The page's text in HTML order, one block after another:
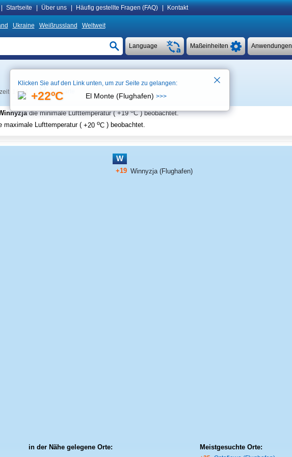
Startseite Über uns Häufig gestellte Fragen (FAQ) Kontakt
Ukraine Weißrussland Weltweit
Anwendungen
Maßeinheiten
Language
14:24 Zur Karte
die minimale Lufttemperatur (+19oC ) beobachtet.
maximale Lufttemperatur (+20 oC ) beobachtet.
W
+19 Winnyzja (Flughafen)
in der Nähe gelegene Orte: Meistgesuchte Orte:
Klicken Sie auf den Link unten, um zur Seite zu gelangen:
+22ºC El Monte (Flughafen) >>>